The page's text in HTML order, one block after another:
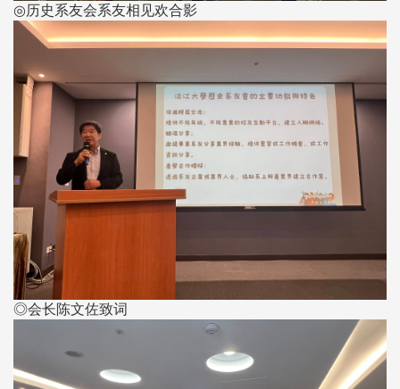
◎历史系友会系友相见欢合影
◎会长陈文佐致词